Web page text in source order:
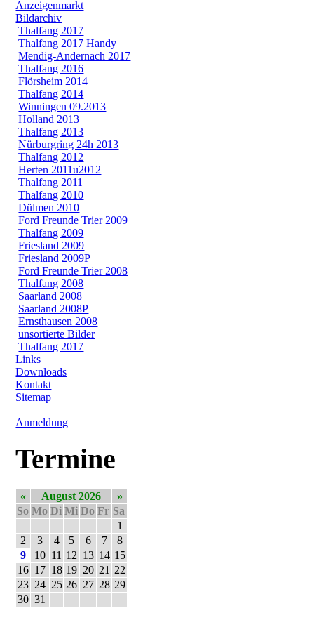
Anzeigenmarkt
Bildarchiv
Thalfang 2017
Thalfang 2017 Handy
Mendig-Andernach 2017
Thalfang 2016
Flörsheim 2014
Thalfang 2014
Winningen 09.2013
Holland 2013
Thalfang 2013
Nürburgring 24h 2013
Thalfang 2012
Herten 2011u2012
Thalfang 2011
Thalfang 2010
Dülmen 2010
Ford Freunde Trier 2009
Thalfang 2009
Friesland 2009
Friesland 2009P
Ford Freunde Trier 2008
Thalfang 2008
Saarland 2008
Saarland 2008P
Ernsthausen 2008
unsortierte Bilder
Thalfang 2017
Links
Downloads
Kontakt
Sitemap
Anmeldung
Termine
« August 2026
»
So Mo Di Mi Do Fr Sa
1
2
3 4 5 6 7
8
9
10 11 12 13 14 15
16 17 18 19 20 21 22
23 24 25 26 27 28 29
30 31